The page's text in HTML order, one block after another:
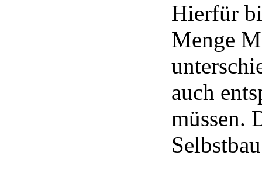
Hierfür
Menge
auch
müssen.